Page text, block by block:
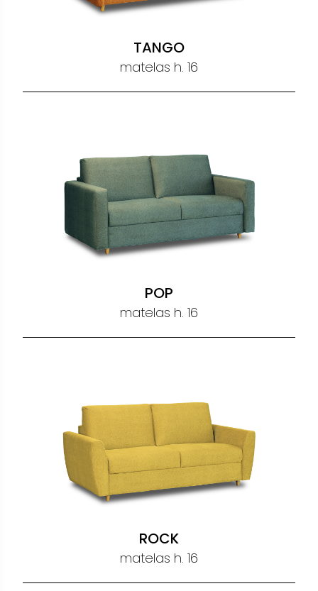
TANGO
matelas h. 16
POP
matelas h. 16
ROCK
matelas h. 16